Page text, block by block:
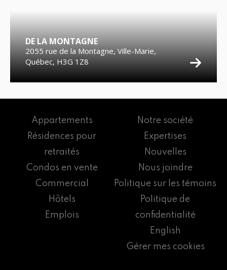
DE LA MONTAGNE
2055 rue de la Montagne, Ville-Marie,
Québec, H3G 1Z8
Appartements
Résidences pour
retraités
Condos en vente
Commercial
Hôtels
Emplois
Notre société
Expertises
Nouvelles
Nous joindre
Politique sur les témoins
Politique de
confidentialité
English
Gérer mes cookies